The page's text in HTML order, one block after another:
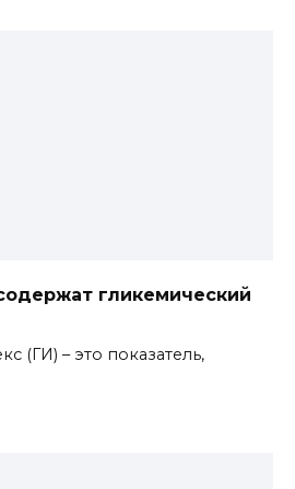
гликемический
(ГИ) – это показатель,